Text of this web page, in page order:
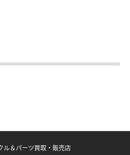
ル＆パーツ買取・販売店